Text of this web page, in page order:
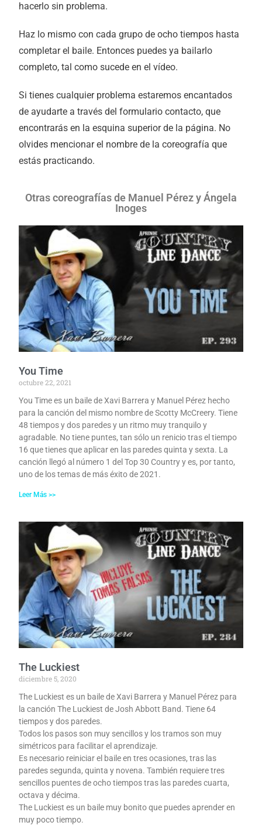
hacerlo sin problema.
Haz lo mismo con cada grupo de ocho tiempos hasta
completar el baile. Entonces puedes ya bailarlo
completo, tal como sucede en el vídeo.
Si tienes cualquier problema estaremos encantados
de ayudarte a través del formulario contacto, que
encontrarás en la esquina superior de la página. No
olvides mencionar el nombre de la coreografía que
estás practicando.
Otras coreografías de Manuel Pérez y Ángela
Inoges
You Time
octubre 22, 2021
You Time es un baile de Xavi Barrera y Manuel Pérez hecho
para la canción del mismo nombre de Scotty McCreery. Tiene
48 tiempos y dos paredes y un ritmo muy tranquilo y
agradable. No tiene puntes, tan sólo un renicio tras el tiempo
16 que tienes que aplicar en las paredes quinta y sexta. La
canción llegó al número 1 del Top 30 Country y es, por tanto,
uno de los temas de más éxito de 2021.
Leer Más >>
The Luckiest
diciembre 5, 2020
The Luckiest es un baile de Xavi Barrera y Manuel Pérez para
la canción The Luckiest de Josh Abbott Band. Tiene 64
tiempos y dos paredes.
Todos los pasos son muy sencillos y los tramos son muy
simétricos para facilitar el aprendizaje.
Es necesario reiniciar el baile en tres ocasiones, tras las
paredes segunda, quinta y novena. También requiere tres
sencillos puentes de ocho tiempos tras las paredes cuarta,
octava y décima.
The Luckiest es un baile muy bonito que puedes aprender en
muy poco tiempo.